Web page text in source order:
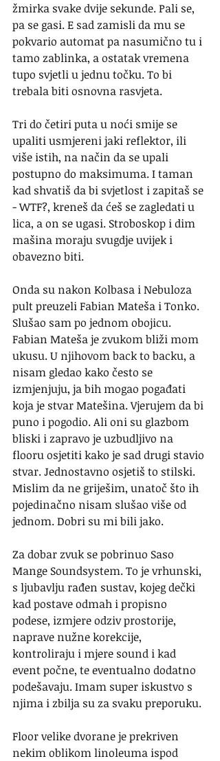
žmirka svake dvije sekunde. Pali se,
pa se gasi. E sad zamisli da mu se
pokvario automat pa nasumično tu i
tamo zablinka, a ostatak vremena
tupo svjetli u jednu točku. To bi
trebala biti osnovna rasvjeta.
Tri do četiri puta u noći smije se
upaliti usmjereni jaki reflektor, ili
više istih, na način da se upali
postupno do maksimuma. I taman
kad shvatiš da bi svjetlost i zapitaš se
- WTF?, kreneš da ćeš se zagledati u
lica, a on se ugasi. Stroboskop i dim
mašina moraju svugdje uvijek i
obavezno biti.
Onda su nakon Kolbasa i Nebuloza
pult preuzeli Fabian Mateša i Tonko.
Slušao sam po jednom obojicu.
Fabian Mateša je zvukom bliži mom
ukusu. U njihovom back to backu, a
nisam gledao kako često se
izmjenjuju, ja bih mogao pogađati
koja je stvar Matešina. Vjerujem da bi
puno i pogodio. Ali oni su glazbom
bliski i zapravo je uzbudljivo na
flooru osjetiti kako je sad drugi stavio
stvar. Jednostavno osjetiš to stilski.
Mislim da ne griješim, unatoč što ih
pojedinačno nisam slušao više od
jednom. Dobri su mi bili jako.
Za dobar zvuk se pobrinuo Saso
Mange Soundsystem. To je vrhunski,
s ljubavlju rađen sustav, kojeg dečki
kad postave odmah i propisno
podese, izmjere odziv prostorije,
naprave nužne korekcije,
kontroliraju i mjere sound i kad
event počne, te eventualno dodatno
podešavaju. Imam super iskustvo s
njima i zbilja su za svaku preporuku.
Floor velike dvorane je prekriven
nekim oblikom linoleuma ispod